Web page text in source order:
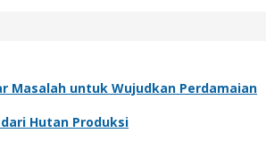
Masalah untuk Wujudkan Perdamaian
Hutan Produksi